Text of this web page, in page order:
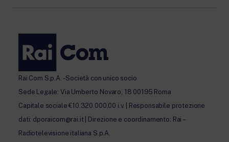
Rai Com S.p.A. - Società con unico socio
Sede Legale: Via Umberto Novaro, 18 00195 Roma
Capitale sociale €10.320.000,00 i.v. | Responsabile protezione
dati: dporaicom@rai.it | Direzione e coordinamento: Rai –
Radiotelevisione italiana S.p.A.